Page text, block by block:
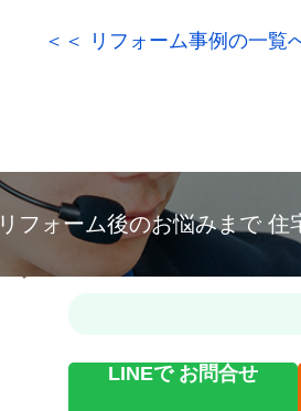
＜＜ リフォーム事例の一覧
リフォーム後のお悩みまで 住
LINEで お問合せ